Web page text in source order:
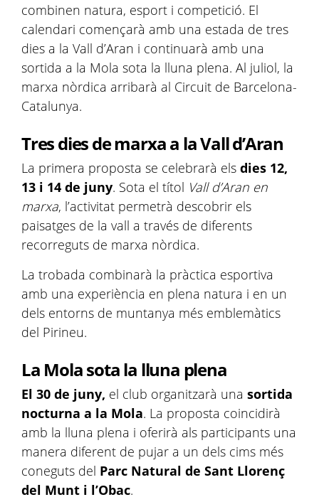
combinen natura, esport i competició. El
calendari començarà amb una estada de tres
dies a la Vall d’Aran i continuarà amb una
sortida a la Mola sota la lluna plena. Al juliol, la
marxa nòrdica arribarà al Circuit de Barcelona-
Catalunya.
Tres dies de marxa a la Vall d’Aran
La primera proposta se celebrarà els dies 12,
13 i 14 de juny. Sota el títol Vall d’Aran en
marxa, l’activitat permetrà descobrir els
paisatges de la vall a través de diferents
recorreguts de marxa nòrdica.
La trobada combinarà la pràctica esportiva
amb una experiència en plena natura i en un
dels entorns de muntanya més emblemàtics
del Pirineu.
La Mola sota la lluna plena
El 30 de juny, el club organitzarà una sortida
nocturna a la Mola. La proposta coincidirà
amb la lluna plena i oferirà als participants una
manera diferent de pujar a un dels cims més
coneguts del Parc Natural de Sant Llorenç
del Munt i l’Obac.